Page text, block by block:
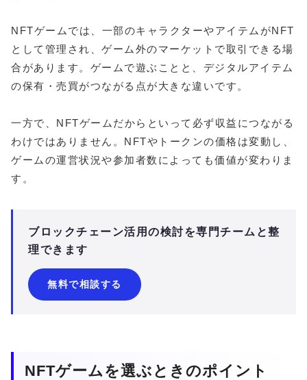
NFTゲームでは、一部のキャラクターやアイテムがNFT
として管理され、ゲーム外のマーケットで取引できる場
合があります。ゲームで遊ぶことと、デジタルアイテム
の保有・売買がつながる点が大きな違いです。
一方で、NFTゲームだからといって必ず収益につながる
わけではありません。NFTやトークンの価格は変動し、
ゲームの運営状況や参加者数によっても価値が変わりま
す。
ブロックチェーン活用の検討を専門チームと整
理できます
無料で相談する
NFTゲームを選ぶときのポイント